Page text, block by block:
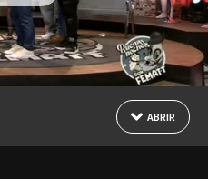
ABRIR